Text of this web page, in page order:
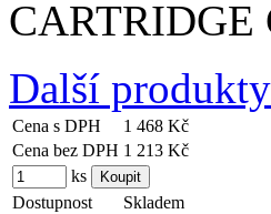
Další
Cena s DPH
1 468 Kč
Cena bez DPH 1 213 Kč
ks
Dostupnost
Skladem